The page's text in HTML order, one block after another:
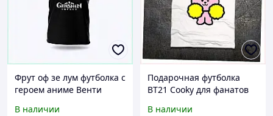
Фрут оф зе лум футболка с
героем аниме Венти
В наличии
Подарочная футболка
BT21 Cooky для фанатов
В наличии